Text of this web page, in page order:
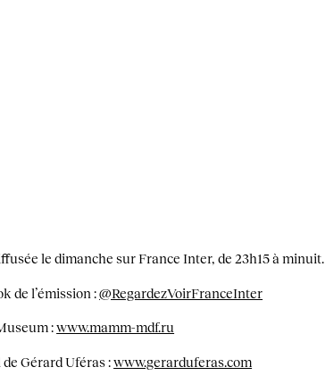
le dimanche sur France Inter, de 23h15 à minuit.
de l’émission :@RegardezVoirFranceInter
:www.mamm-mdf.ru
Gérard Uféras :www.gerarduferas.com